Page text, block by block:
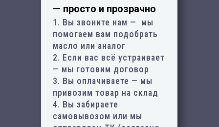
— просто и прозрачно
1. Вы звоните нам — мы
помогаем вам подобрать
масло или аналог
2. Если вас всё устраивает
— мы готовим договор
3. Вы оплачиваете — мы
привозим товар на склад
4. Вы забираете
самовывозом или мы